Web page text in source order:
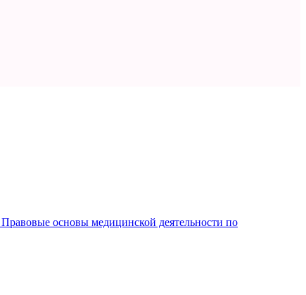
Правовые основы медицинской деятельности по